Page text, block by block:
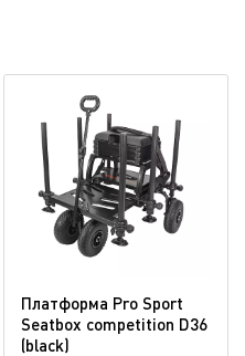
Платформа Pro Sport
Seatbox competition D36
(blaсk)